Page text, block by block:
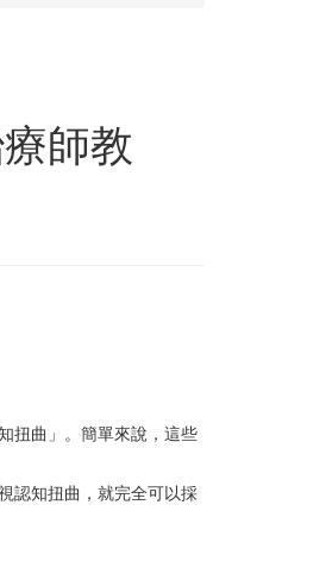
師教
扭曲」。簡單來說，這些
認知扭曲，就完全可以採